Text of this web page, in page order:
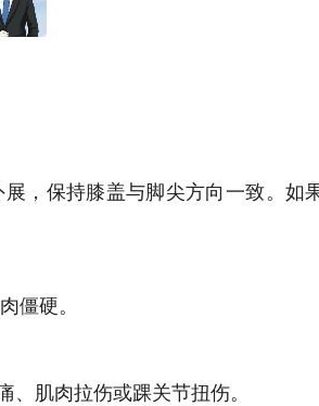
，保持膝盖与脚尖方向一致。如
僵硬。
肌肉拉伤或踝关节扭伤。